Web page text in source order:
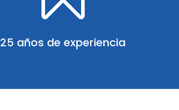
25 años de experiencia